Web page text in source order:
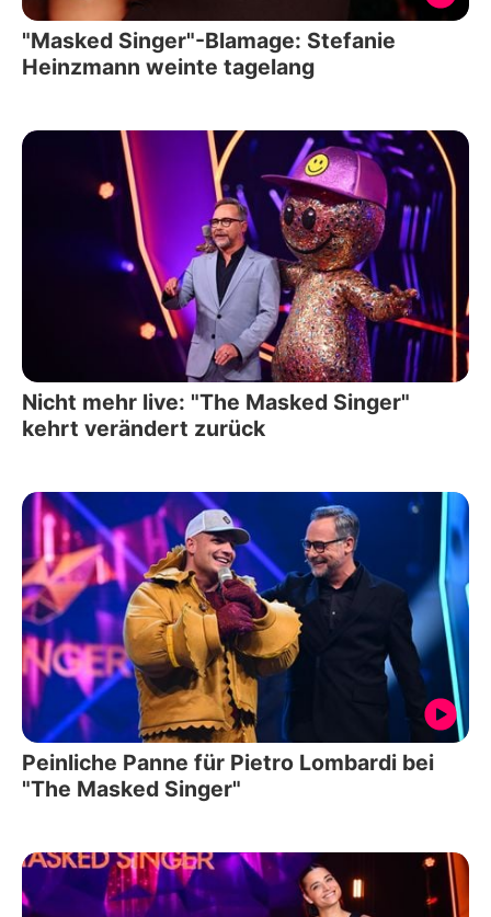
"Masked Singer"-Blamage: Stefanie
Heinzmann weinte tagelang
Nicht mehr live: "The Masked Singer"
kehrt verändert zurück
Peinliche Panne für Pietro Lombardi bei
"The Masked Singer"